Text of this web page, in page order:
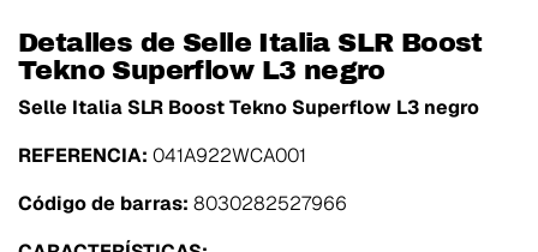
Detalles de Selle Italia SLR Boost
Tekno Superflow L3 negro
Selle Italia SLR Boost Tekno Superflow L3 negro
REFERENCIA: 041A922WCA001
Código de barras: 8030282527966